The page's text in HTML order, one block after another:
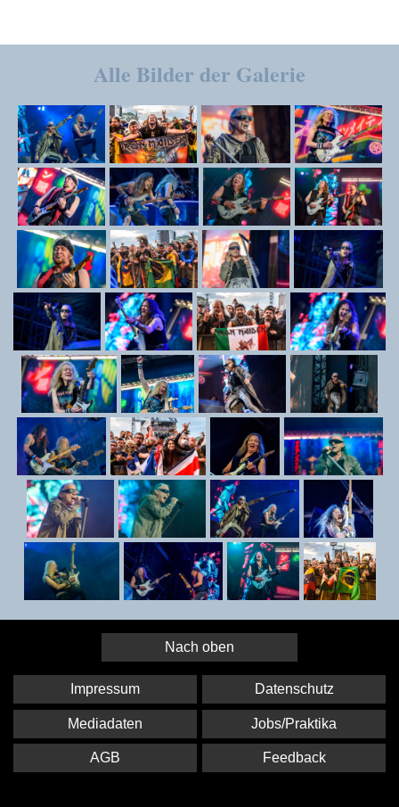
Alle Bilder der Galerie
Nach oben
Impressum Datenschutz
Mediadaten Jobs/Praktika
AGB Feedback